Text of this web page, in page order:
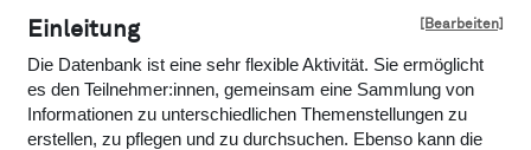
Einleitung [Bearbeiten]
Die Datenbank ist eine sehr flexible Aktivität. Sie ermöglicht
es den Teilnehmer:innen, gemeinsam eine Sammlung von
Informationen zu unterschiedlichen Themenstellungen zu
erstellen, zu pflegen und zu durchsuchen. Ebenso kann die